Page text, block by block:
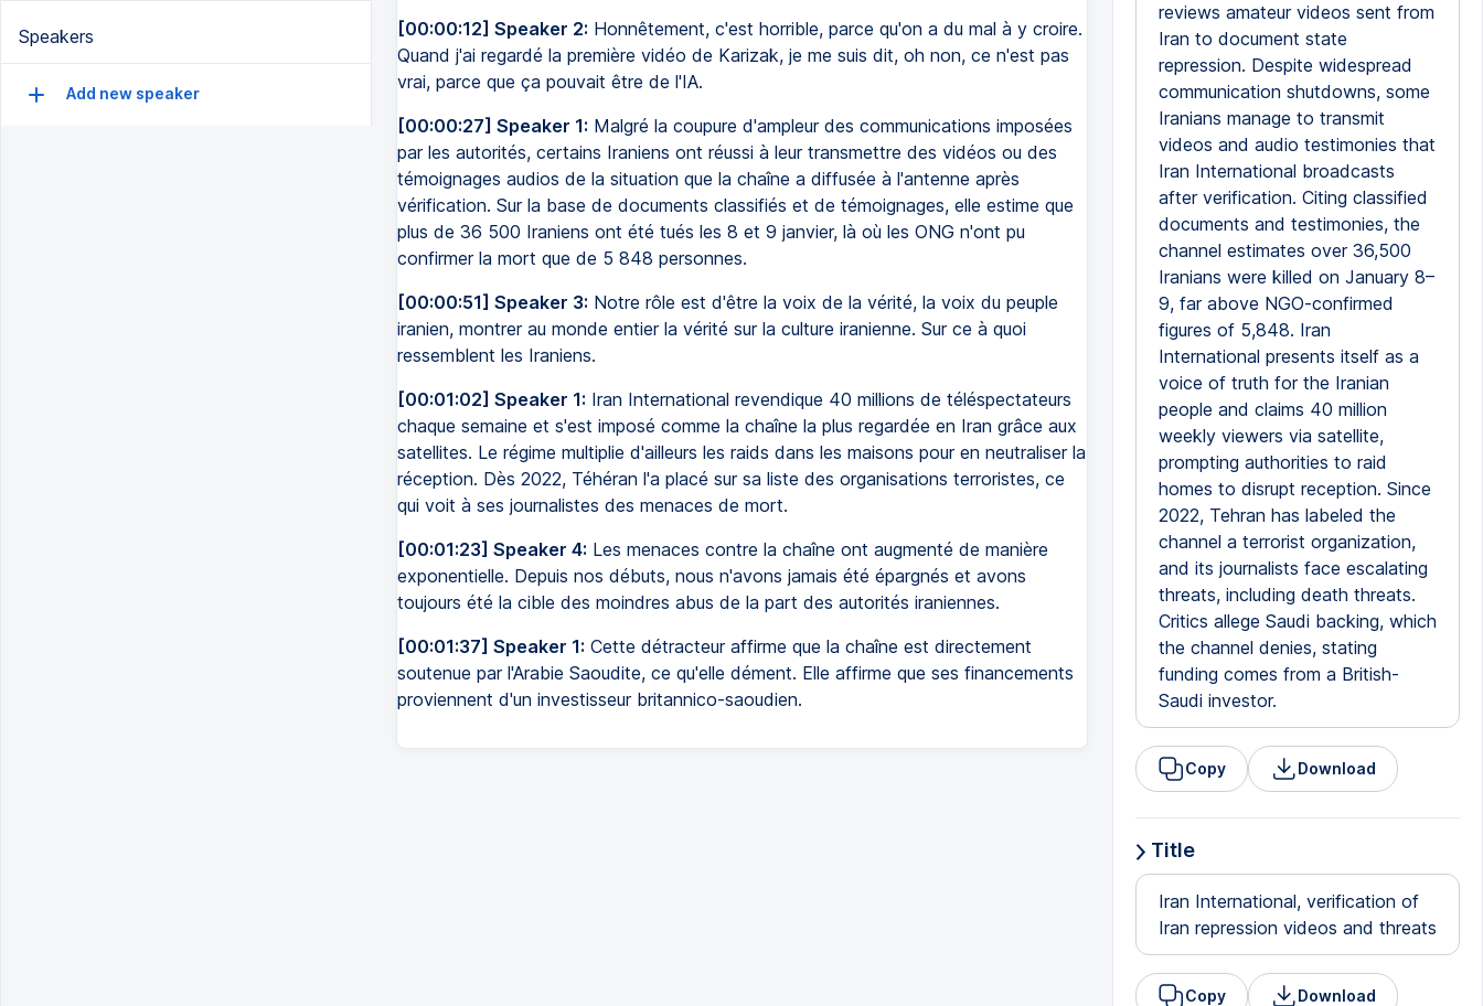
Speakers
Add new speaker
[00:00:12] Speaker 2: Honnêtement, c'est horrible, parce qu'on a du mal à y croire.
Quand j'ai regardé la première vidéo de Karizak, je me suis dit, oh non, ce n'est pas
vrai, parce que ça pouvait être de l'IA.
[00:00:27] Speaker 1: Malgré la coupure d'ampleur des communications imposées
par les autorités, certains Iraniens ont réussi à leur transmettre des vidéos ou des
témoignages audios de la situation que la chaîne a diffusée à l'antenne après
vérification. Sur la base de documents classifiés et de témoignages, elle estime que
plus de 36 500 Iraniens ont été tués les 8 et 9 janvier, là où les ONG n'ont pu
confirmer la mort que de 5 848 personnes.
[00:00:51] Speaker 3: Notre rôle est d'être la voix de la vérité, la voix du peuple
iranien, montrer au monde entier la vérité sur la culture iranienne. Sur ce à quoi
ressemblent les Iraniens.
[00:01:02] Speaker 1: Iran International revendique 40 millions de téléspectateurs
chaque semaine et s'est imposé comme la chaîne la plus regardée en Iran grâce aux
satellites. Le régime multiplie d'ailleurs les raids dans les maisons pour en neutraliser la
réception. Dès 2022, Téhéran l'a placé sur sa liste des organisations terroristes, ce
qui voit à ses journalistes des menaces de mort.
[00:01:23] Speaker 4: Les menaces contre la chaîne ont augmenté de manière
exponentielle. Depuis nos débuts, nous n'avons jamais été épargnés et avons
toujours été la cible des moindres abus de la part des autorités iraniennes.
[00:01:37] Speaker 1: Cette détracteur affirme que la chaîne est directement
soutenue par l'Arabie Saoudite, ce qu'elle dément. Elle affirme que ses financements
proviennent d'un investisseur britannico-saoudien.
reviews amateur videos sent from
Iran to document state
repression. Despite widespread
communication shutdowns, some
Iranians manage to transmit
videos and audio testimonies that
Iran International broadcasts
after verification. Citing classified
documents and testimonies, the
channel estimates over 36,500
Iranians were killed on January 8–
9, far above NGO-confirmed
figures of 5,848. Iran
International presents itself as a
voice of truth for the Iranian
people and claims 40 million
weekly viewers via satellite,
prompting authorities to raid
homes to disrupt reception. Since
2022, Tehran has labeled the
channel a terrorist organization,
and its journalists face escalating
threats, including death threats.
Critics allege Saudi backing, which
the channel denies, stating
funding comes from a British-
Saudi investor.
Copy Download
Title
Iran International, verification of
Iran repression videos and threats
Copy Download